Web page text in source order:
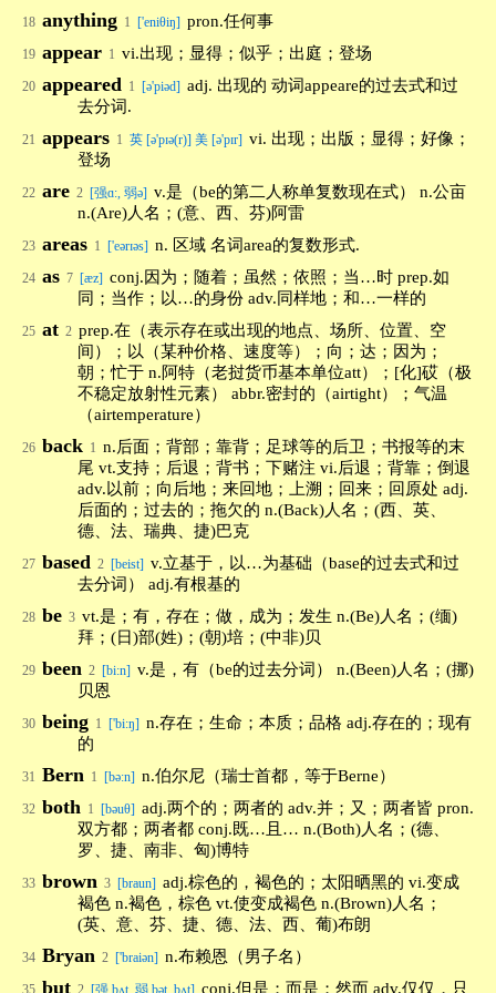
18 anything 1 ['eniθiŋ] pron.任何事
19 appear 1 vi.出现；显得；似乎；出庭；登场
20 appeared 1 [ə'piəd] adj. 出现的 动词appeare的过去式和过
去分词.
21 appears 1 英 [ə'pɪə(r)] 美 [ə'pɪr] vi. 出现；出版；显得；好像；
登场
22 are 2 [强ɑ:, 弱ə] v.是（be的第二人称单复数现在式） n.公亩
n.(Are)人名；(意、西、芬)阿雷
23 areas 1 ['eərɪəs] n. 区域 名词area的复数形式.
24 as 7 [æz] conj.因为；随着；虽然；依照；当…时 prep.如
同；当作；以…的身份 adv.同样地；和…一样的
25 at 2 prep.在（表示存在或出现的地点、场所、位置、空
间）；以（某种价格、速度等）；向；达；因为；
朝；忙于 n.阿特（老挝货币基本单位att）；[化]砹（极
不稳定放射性元素） abbr.密封的（airtight）；气温
（airtemperature）
26 back 1 n.后面；背部；靠背；足球等的后卫；书报等的末
尾 vt.支持；后退；背书；下赌注 vi.后退；背靠；倒退
adv.以前；向后地；来回地；上溯；回来；回原处 adj.
后面的；过去的；拖欠的 n.(Back)人名；(西、英、
德、法、瑞典、捷)巴克
27 based 2 [beist] v.立基于，以…为基础（base的过去式和过
去分词） adj.有根基的
28 be 3 vt.是；有，存在；做，成为；发生 n.(Be)人名；(缅)
拜；(日)部(姓)；(朝)培；(中非)贝
29 been 2 [bi:n] v.是，有（be的过去分词） n.(Been)人名；(挪)
贝恩
30 being 1 ['bi:ŋ] n.存在；生命；本质；品格 adj.存在的；现有
的
31 Bern 1 [bə:n] n.伯尔尼（瑞士首都，等于Berne）
32 both 1 [bəuθ] adj.两个的；两者的 adv.并；又；两者皆 pron.
双方都；两者都 conj.既…且… n.(Both)人名；(德、
罗、捷、南非、匈)博特
33 brown 3 [braun] adj.棕色的，褐色的；太阳晒黑的 vi.变成
褐色 n.褐色，棕色 vt.使变成褐色 n.(Brown)人名；
(英、意、芬、捷、德、法、西、葡)布朗
34 Bryan 2 ['braiən] n.布赖恩（男子名）
35 but 2 [强 bʌt, 弱 bət, bʌt] conj.但是；而是；然而 adv.仅仅，只